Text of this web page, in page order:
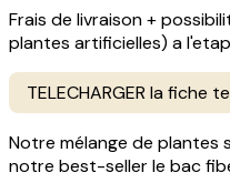
Frais de livraison +
plantes artificielles) a
TELECHARGER la fiche
Notre mélange de plantes
notre best-seller le bac